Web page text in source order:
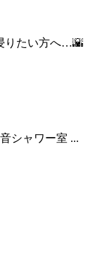
りたい方へ…🌇
シャワー室 ...